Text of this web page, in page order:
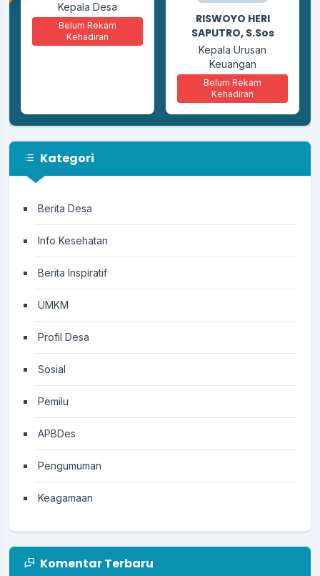
Kepala Desa
Belum Rekam
Kehadiran
Belum Rekam
Kehadiran
RISWOYO HERI
SAPUTRO, S.Sos
Kepala Urusan
Keuangan
Belum Rekam
Kehadiran
Kategori
Berita Desa
Info Kesehatan
Berita Inspiratif
UMKM
Profil Desa
Sosial
Pemilu
APBDes
Pengumuman
Keagamaan
Komentar Terbaru
26 Februari 2026 07:43:19